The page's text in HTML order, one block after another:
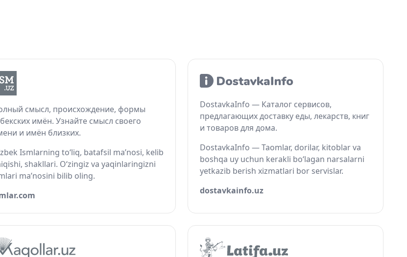
смысл, происхождение, формы
имён. Узнайте смысл своего
и имён близких.
Ismlarning to‘liq, batafsil ma’nosi, kelib
shakllari. O‘zingiz va yaqinlaringizni
ma’nosini bilib oling.
DostavkaInfo — Каталог сервисов,
предлагающих доставку еды, лекарств, книг
и товаров для дома.
DostavkaInfo — Taomlar, dorilar, kitoblar va
boshqa uy uchun kerakli bo‘lagan narsalarni
yetkazib berish xizmatlari bor servislar.
dostavkainfo.uz